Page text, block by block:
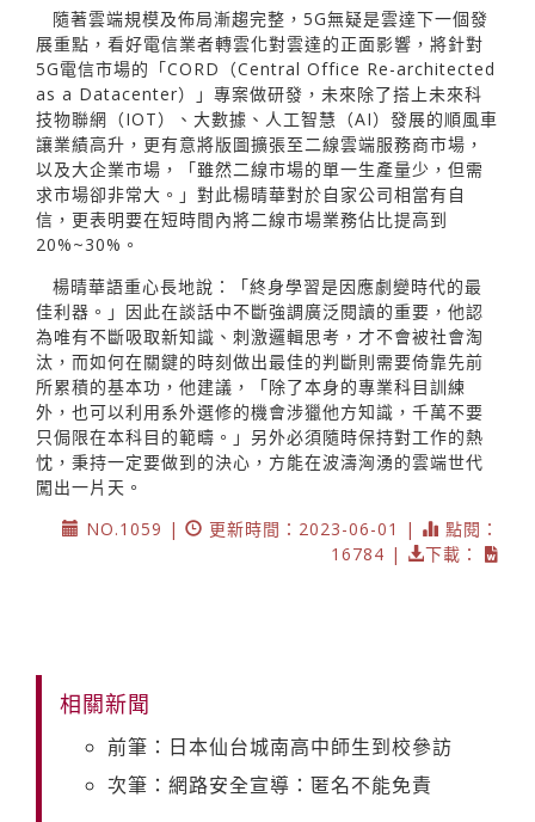
隨著雲端規模及佈局漸趨完整，5G無疑是雲達下一個發
展重點，看好電信業者轉雲化對雲達的正面影響，將針對
5G電信市場的「CORD（Central Office Re-architected
as a Datacenter）」專案做研發，未來除了搭上未來科
技物聯網（IOT）、大數據、人工智慧（AI）發展的順風車
讓業績高升，更有意將版圖擴張至二線雲端服務商市場，
以及大企業市場，「雖然二線市場的單一生產量少，但需
求市場卻非常大。」對此楊晴華對於自家公司相當有自
信，更表明要在短時間內將二線市場業務佔比提高到
20%~30%。
楊晴華語重心長地說：「終身學習是因應劇變時代的最
佳利器。」因此在談話中不斷強調廣泛閱讀的重要，他認
為唯有不斷吸取新知識、刺激邏輯思考，才不會被社會淘
汰，而如何在關鍵的時刻做出最佳的判斷則需要倚靠先前
所累積的基本功，他建議，「除了本身的專業科目訓練
外，也可以利用系外選修的機會涉獵他方知識，千萬不要
只侷限在本科目的範疇。」另外必須隨時保持對工作的熱
忱，秉持一定要做到的決心，方能在波濤洶湧的雲端世代
闖出一片天。
NO.1059 |
更新時間：2023-06-01 |
點閱：
16784 |
下載：
相關新聞
前筆：日本仙台城南高中師生到校參訪
次筆：網路安全宣導：匿名不能免責